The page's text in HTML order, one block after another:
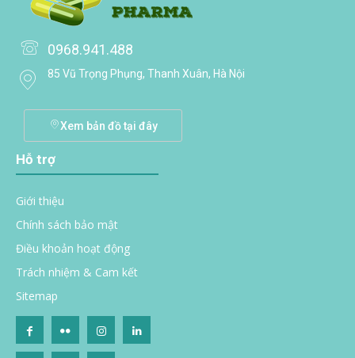
0968.941.488
85 Vũ Trọng Phụng, Thanh Xuân, Hà Nội
Xem bản đồ tại đây
Hỗ trợ
Giới thiệu
Chính sách bảo mật
Điều khoản hoạt động
Trách nhiệm & Cam kết
Sitemap